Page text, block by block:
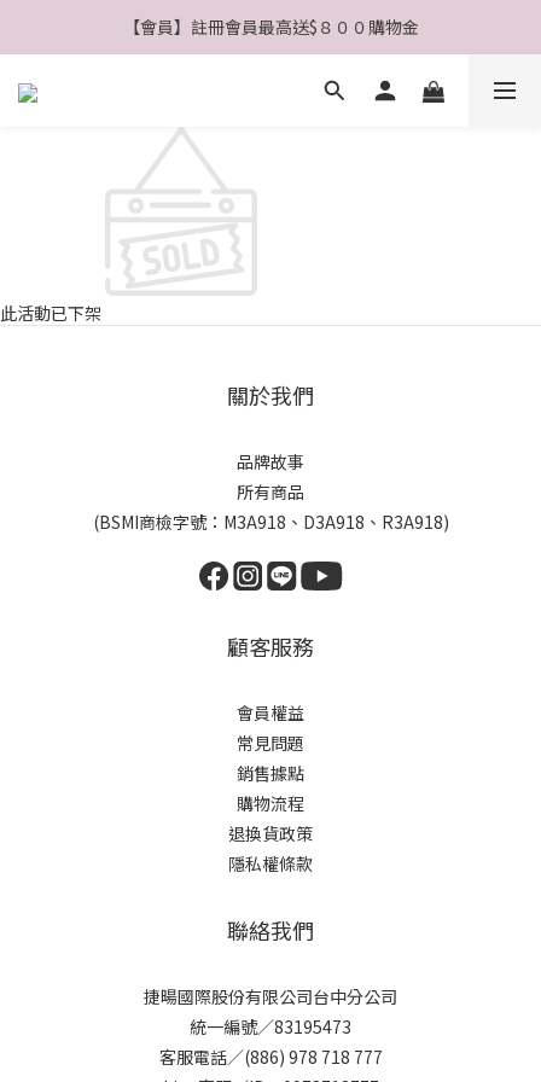
【公告】4/21(二)起 價格調整事宜
【會員】註冊會員最高送$８００購物金
【公告】4/21(二)起 價格調整事宜
此活動已下架
關於我們
品牌故事
所有商品
(BSMI商檢字號：M3A918、D3A918、R3A918)
顧客服務
會員權益
常見問題
銷售據點
購物流程
退換貨政策
隱私權條款
聯絡我們
捷暘國際股份有限公司台中分公司
統一編號／83195473
客服電話／(886) 978 718 777